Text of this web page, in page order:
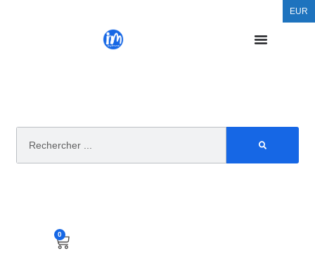
0
EUR